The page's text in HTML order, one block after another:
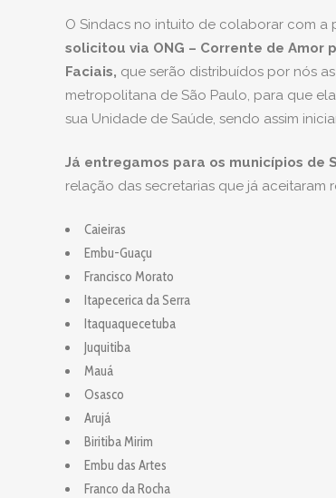
O Sindacs no intuito de colaborar com a
solicitou via ONG – Corrente de
Faciais, que serão distribuídos por nós
metropolitana de São Paulo, para que
sua Unidade de Saúde, sendo assim
Já entregamos para os municípios de
relação das secretarias que já aceitaram
Caieiras
Embu-Guaçu
Francisco Morato
Itapecerica da Serra
Itaquaquecetuba
Juquitiba
Mauá
Osasco
Arujá
Biritiba Mirim
Embu das Artes
Franco da Rocha